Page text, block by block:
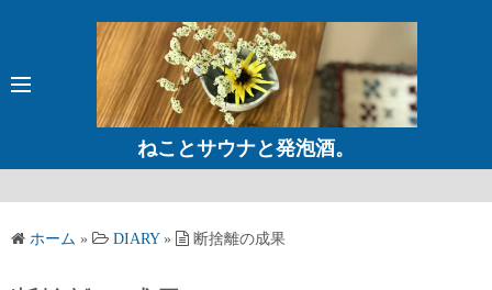
ン
ッ
ねことサウナと発泡酒。
ホーム » DIARY» 断捨離の成果